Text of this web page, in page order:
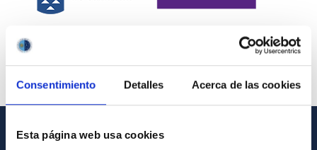
Consentimiento Detalles Acerca de las cookies
Esta página web usa cookies